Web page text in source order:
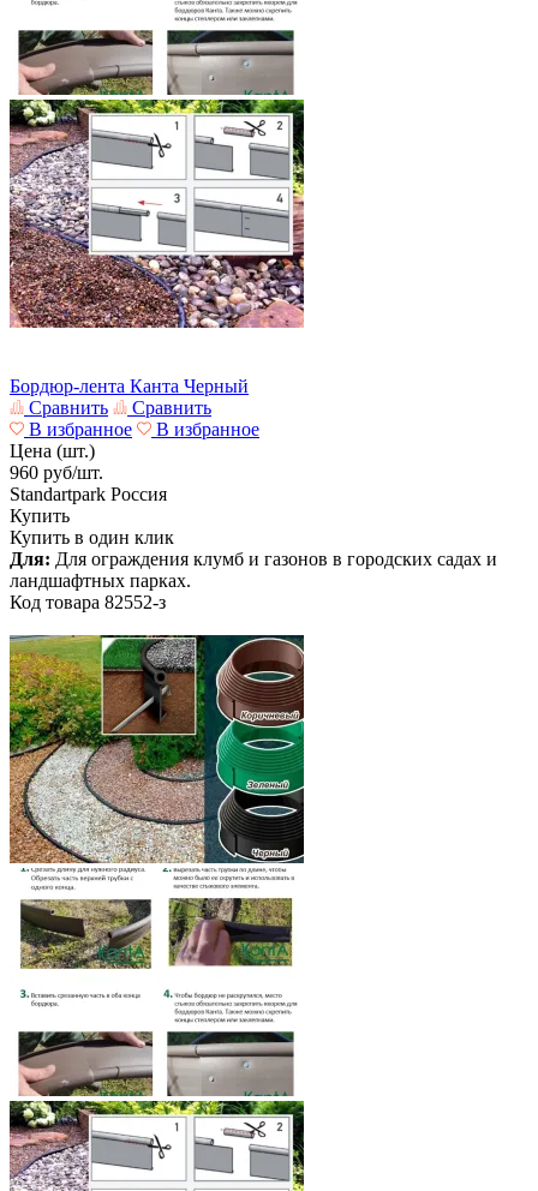
Бордюр-лента Канта Черный
Сравнить
Сравнить
В избранное
В избранное
Цена (шт.)
960 руб/шт.
Standartpark Россия
Купить
Купить в один клик
Для: Для ограждения клумб и газонов в городских садах и
ландшафтных парках.
Код товара 82552-з